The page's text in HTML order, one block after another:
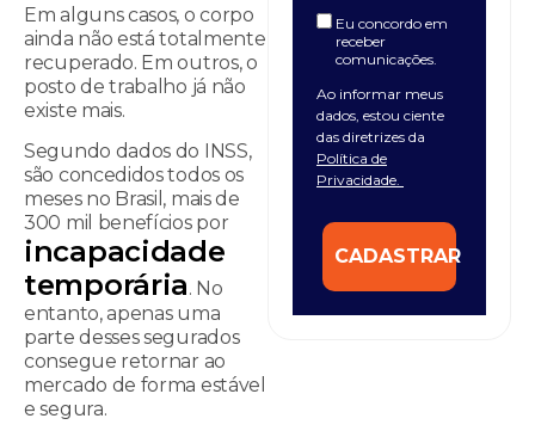
Em alguns casos, o corpo
ainda não está totalmente
recuperado. Em outros, o
posto de trabalho já não
existe mais.
Segundo dados do INSS,
são concedidos todos os
meses no Brasil, mais de
300 mil benefícios por
incapacidade
temporária. No
entanto, apenas uma
parte desses segurados
consegue retornar ao
mercado de forma estável
e segura.
Eu concordo em
receber
comunicações.
Ao informar meus
dados, estou ciente
das diretrizes da
Política de
Privacidade.
CADASTRAR